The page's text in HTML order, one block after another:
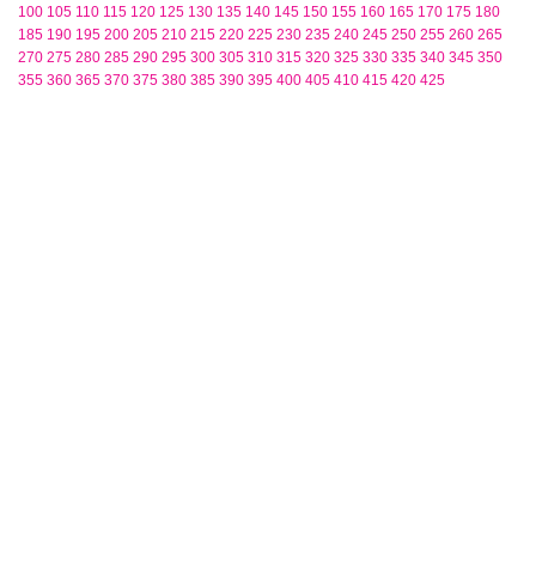
100 105 110 115 120 125 130 135 140 145 150 155 160 165 170 175 180
185 190 195 200 205 210 215 220 225 230 235 240 245 250 255 260 265
270 275 280 285 290 295 300 305 310 315 320 325 330 335 340 345 350
355 360 365 370 375 380 385 390 395 400 405 410 415 420 425